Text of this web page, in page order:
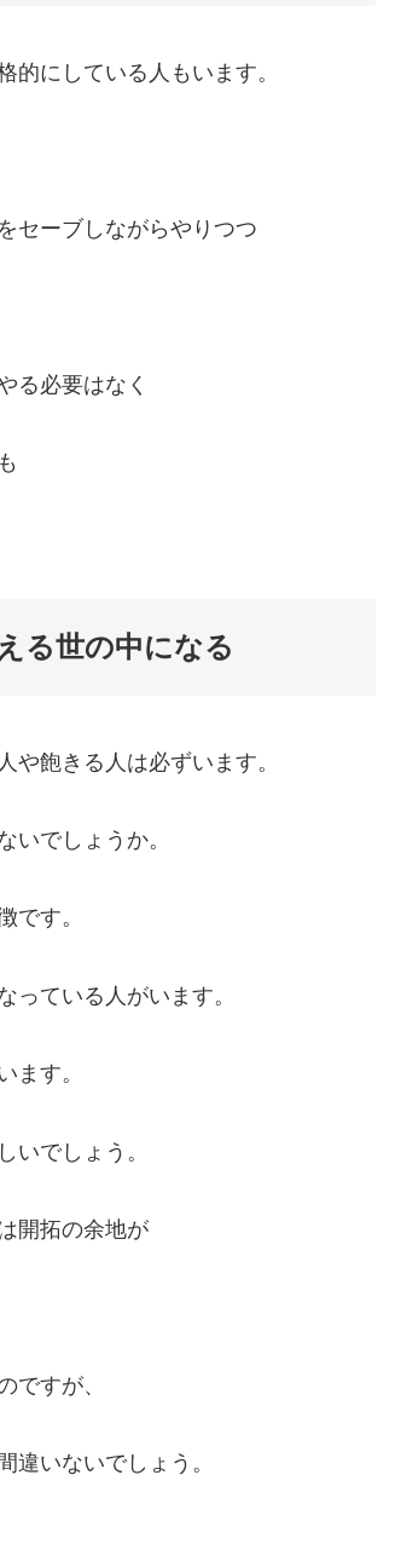
にしている人もいます。
セーブしながらやりつつ
る必要はなく
る世の中になる
飽きる人は必ずいます。
いでしょうか。
です。
っている人がいます。
ます。
いでしょう。
開拓の余地が
ですが、
違いないでしょう。